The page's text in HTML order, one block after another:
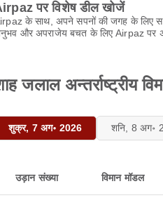
पर विशेष डील खोजें
के साथ, अपने सपनों की जगह के लिए
और अपराजेय बचत के लिए Airpaz पर
जलाल अन्तर्राष्ट्रीय
शुक्र, 7 अग॰ 2026 शनि, 8 अग॰
उड़ान संख्या विमान मॉडल